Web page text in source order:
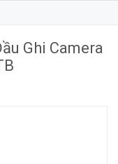
Ghi Camera